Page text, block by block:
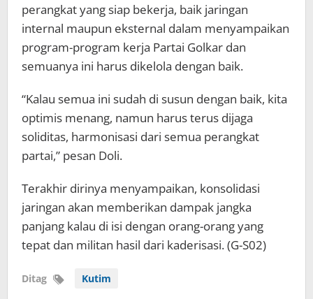
perangkat yang siap bekerja, baik jaringan
internal maupun eksternal dalam menyampaikan
program-program kerja Partai Golkar dan
semuanya ini harus dikelola dengan baik.
“Kalau semua ini sudah di susun dengan baik, kita
optimis menang, namun harus terus dijaga
soliditas, harmonisasi dari semua perangkat
partai,” pesan Doli.
Terakhir dirinya menyampaikan, konsolidasi
jaringan akan memberikan dampak jangka
panjang kalau di isi dengan orang-orang yang
tepat dan militan hasil dari kaderisasi. (G-S02)
Ditag Kutim